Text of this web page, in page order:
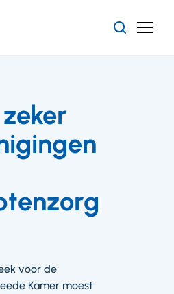
ZoekenMenu
voor de
Kamer moest